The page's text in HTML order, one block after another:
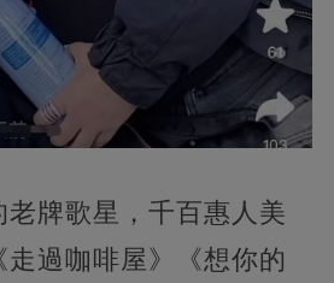
牌歌星，千百惠人美
過咖啡屋》《想你的